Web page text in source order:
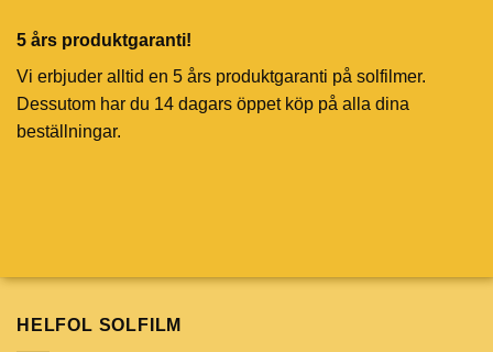
5 års produktgaranti!
Vi erbjuder alltid en 5 års produktgaranti på solfilmer.
Dessutom har du 14 dagars öppet köp på alla dina
beställningar.
HELFOL SOLFILM